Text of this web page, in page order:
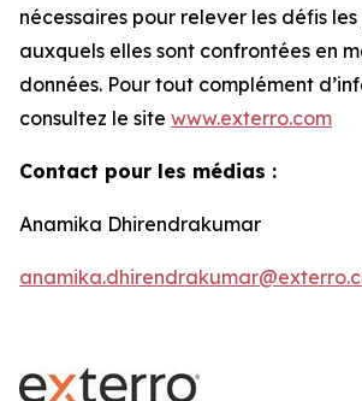
nécessaires pour relever les défis
auxquels elles sont confrontées en
données. Pour tout complément
consultez le site www.exterro.com
Contact pour les médias :
Anamika Dhirendrakumar